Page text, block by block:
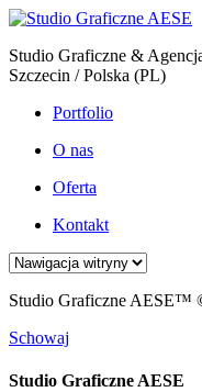
Studio Graficzne &
Szczecin / Polska (PL)
Portfolio
O nas
Oferta
Kontakt
Studio Graficzne AESE™
Schowaj
Studio Graficzne AESE